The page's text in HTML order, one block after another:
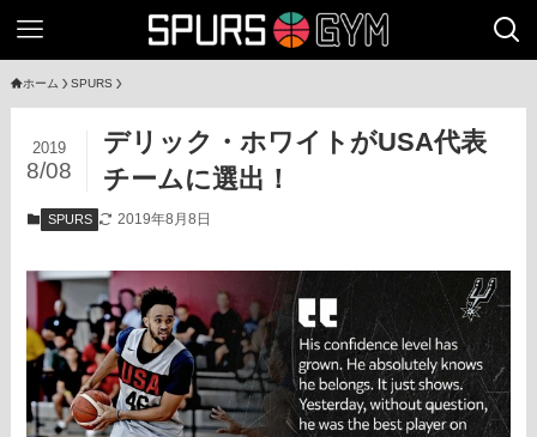
ホーム SPURS
デリック・ホワイトがUSA代表
チームに選出！
2019
8/08
SPURS 2019年8月8日